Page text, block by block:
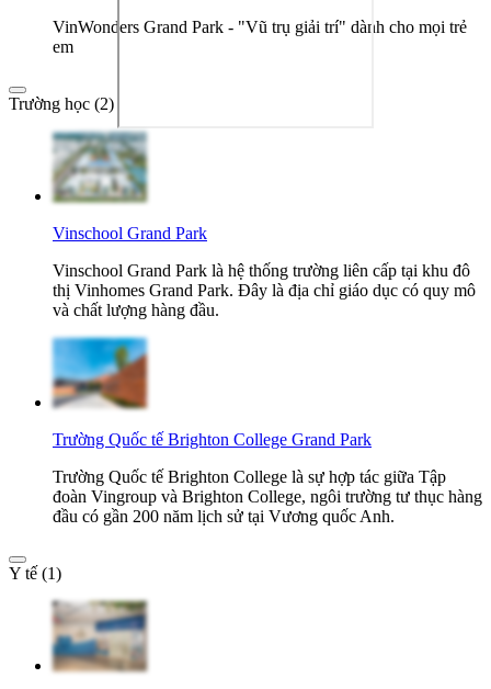
VinWonders Grand Park - "Vũ trụ giải trí" dành cho mọi trẻ
em
Trường học (2)
Vinschool Grand Park
Vinschool Grand Park là hệ thống trường liên cấp tại khu đô
thị Vinhomes Grand Park. Đây là địa chỉ giáo dục có quy mô
và chất lượng hàng đầu.
Trường Quốc tế Brighton College Grand Park
Trường Quốc tế Brighton College là sự hợp tác giữa Tập
đoàn Vingroup và Brighton College, ngôi trường tư thục hàng
đầu có gần 200 năm lịch sử tại Vương quốc Anh.
Y tế (1)